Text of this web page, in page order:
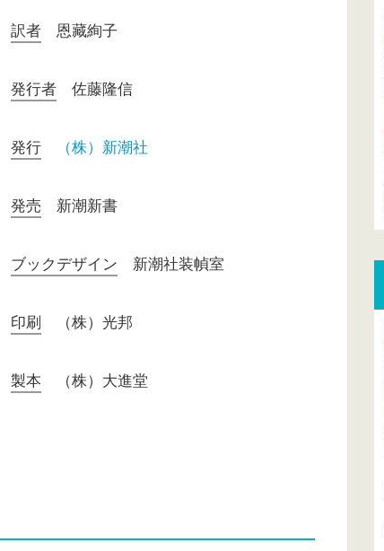
訳者恩藏絢子
発行者佐藤隆信
発行 （株）新潮社
発売 新潮新書
ブックデザイン 新潮社装幀室
印刷 （株）光邦
製本 （株）大進堂